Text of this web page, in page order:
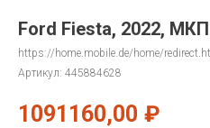
Ford Fiesta, 2022,
https://home.mobile.de/home/
Артикул: 445884628
1091160,00 ₽